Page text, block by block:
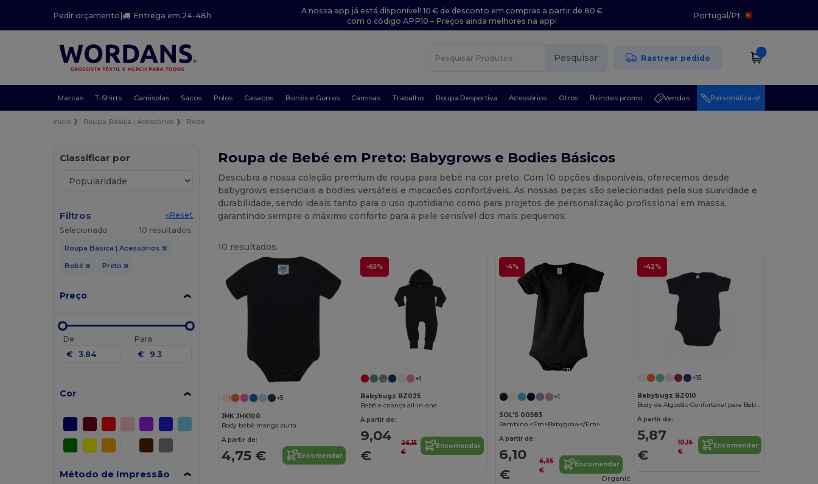
Pedir orçamento| Entrega em 24-48h
A nossa app já está disponível! 10 € de desconto em compras a partir de 80 €
com o código APP10 – Preços ainda melhores na app!
Portugal/Pt
Pesquisar Rastrear pedido
Marcas T-Shirts Camisolas Sacos Polos Casacos Bonés e Gorros Camisas Trabalho Roupa Desportiva Acessórios Otros Brindes promo Vendas Personaliza-o!
Início Roupa Básica | Acessórios Bebé
Classificar por
Filtros
«Reset
Selecionado
10 resultados.
Roupa Básica | Acessórios
Bebé Preto
Preço
De
€
Para
€
Cor
Método de Impressão
Roupa de Bebé em Preto: Babygrows e Bodies Básicos
Descubra a nossa coleção premium de roupa para bebé na cor preto. Com 10 opções disponíveis, oferecemos desde
babygrows essenciais a bodies versáteis e macacões confortáveis. As nossas peças são selecionadas pela sua suavidade e
durabilidade, sendo ideais tanto para o uso quotidiano como para projetos de personalização profissional em massa,
garantindo sempre o máximo conforto para a pele sensível dos mais pequenos.
10 resultados.
+5
JHK JHK100
Body bebê manga curta
A partir de:
4,75 € Encomendar
-65%
+1
Babybugz BZ025
Bebê e criança all-in-one
A partir de:
9,04
€
26,15
€
Encomendar
-4%
Personalize-o!
+1
SOL'S 00583
Bambino <Em>Babygrow</Em>
A partir de:
6,10
€
6,35
€
Encomendar
-42%
+15
Babybugz BZ010
Body de Algodão Confortável para Bebês
A partir de:
5,87
€
10,16
€
Encomendar
Organic